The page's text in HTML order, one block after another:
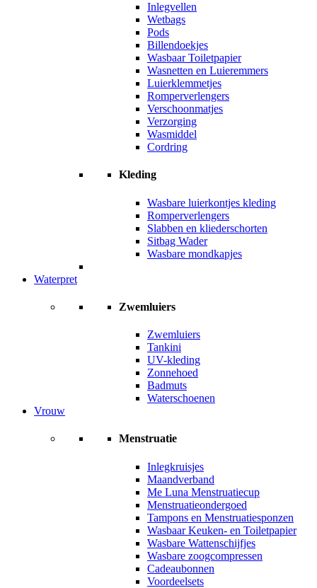
Inlegvellen
Wetbags
Pods
Billendoekjes
Wasbaar Toiletpapier
Wasnetten en Luieremmers
Luierklemmetjes
Romperverlengers
Verschoonmatjes
Verzorging
Wasmiddel
Cordring
Kleding
Wasbare luierkontjes kleding
Romperverlengers
Slabben en kliederschorten
Sitbag Wader
Wasbare mondkapjes
Waterpret
Zwemluiers
Zwemluiers
Tankini
UV-kleding
Zonnehoed
Badmuts
Waterschoenen
Vrouw
Menstruatie
Inlegkruisjes
Maandverband
Me Luna Menstruatiecup
Menstruatieondergoed
Tampons en Menstruatiesponzen
Wasbaar Keuken- en Toiletpapier
Wasbare Wattenschijfjes
Wasbare zoogcompressen
Cadeaubonnen
Voordeelsets